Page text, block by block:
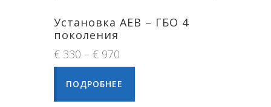
Установка AEB – ГБО 4
поколения
€ 330 – € 970
ПОДРОБНЕЕ